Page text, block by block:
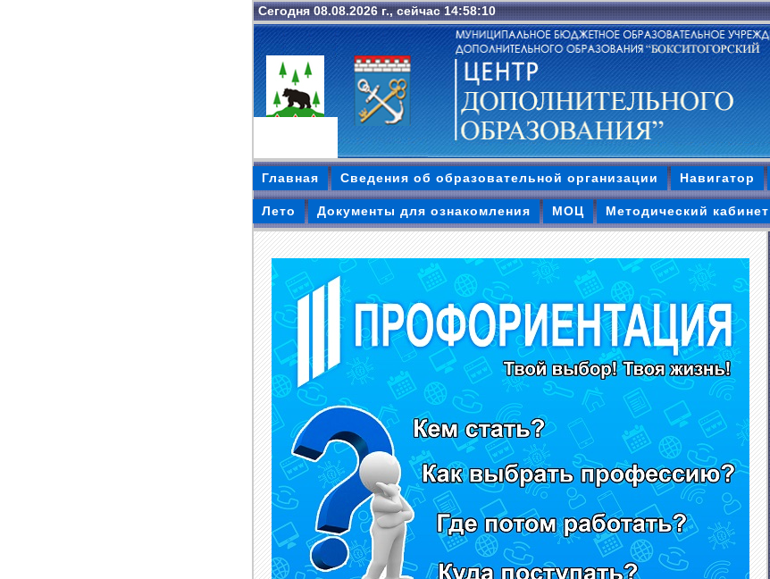
Сегодня 08.08.2026 г., сейчас 14:58:11
Главная Сведения об образовательной организации Навигатор
Лето Документы для ознакомления МОЦ Методический кабинет